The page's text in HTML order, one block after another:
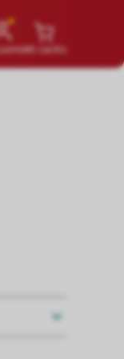
Mi carrito